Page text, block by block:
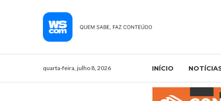
quarta-feira, julho 8, 2026 INÍCIO